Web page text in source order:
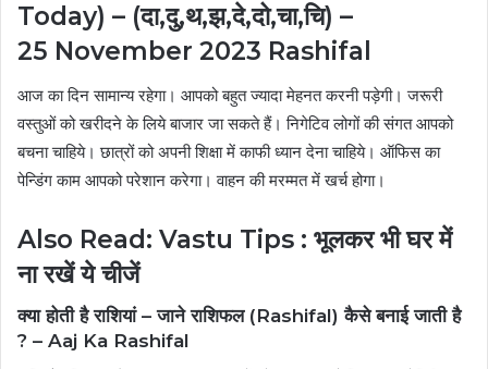
Today) – (दा,दु,थ,झ,दे,दो,चा,चि) –
25 November 2023 Rashifal
आज का दिन सामान्य रहेगा। आपको बहुत ज्यादा मेहनत करनी पड़ेगी। जरूरी
वस्तुओं को खरीदने के लिये बाजार जा सकते हैं। निगेटिव लोगों की संगत आपको
बचना चाहिये। छात्रों को अपनी शिक्षा में काफी ध्यान देना चाहिये। ऑफिस का
पेन्डिंग काम आपको परेशान करेगा। वाहन की मरम्मत में खर्च होगा।
Also Read: Vastu Tips : भूलकर भी घर में
ना रखें ये चीजें
क्या होती है राशियां – जाने राशिफल (Rashifal) कैसे बनाई जाती है
? – Aaj Ka Rashifal